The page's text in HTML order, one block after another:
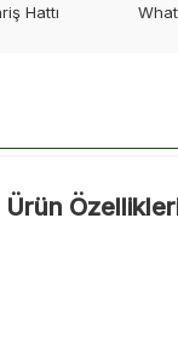
Hattı
Ürün